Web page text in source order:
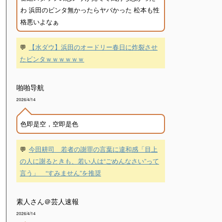
わ 浜田のビンタ無かったらヤバかった 松本も性
格悪いよなぁ
💬
【水ダウ】浜田のオードリー春日に炸裂させ
たビンタｗｗｗｗｗｗ
啪啪导航
2026/4/14
色即是空，空即是色
💬 今田耕司 若者の謝罪の言葉に違和感「目上
の人に謝るときも、若い人は“ごめんなさい”って
言う」 “すみません”を推奨
素人さん＠芸人速報
2026/4/14